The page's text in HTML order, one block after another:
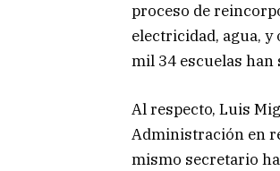
proceso de
electricidad, agua,
mil 34 escuelas
Al respecto, Luis
Administración en
mismo secretario